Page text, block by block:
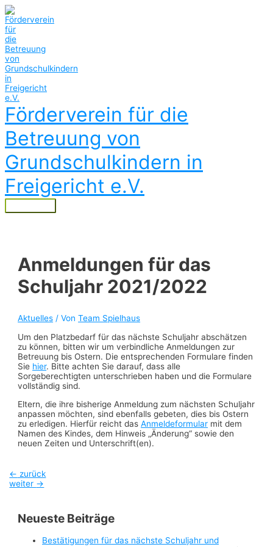
Zum
Inhalt
springen
Förderverein für die
Betreuung von
Grundschulkindern in
Freigericht e.V.
Hauptmenü
Anmeldungen für das
Schuljahr 2021/2022
Aktuelles / VonTeam Spielhaus
Um den Platzbedarf für das nächste Schuljahr abschätzen
zu können, bitten wir um verbindliche Anmeldungen zur
Betreuung bis Ostern. Die entsprechenden Formulare finden
Sie hier. Bitte achten Sie darauf, dass alle
Sorgeberechtigten unterschrieben haben und die Formulare
vollständig sind.
Eltern, die ihre bisherige Anmeldung zum nächsten Schuljahr
anpassen möchten, sind ebenfalls gebeten, dies bis Ostern
zu erledigen. Hierfür reicht dasAnmeldeformular mit dem
Namen des Kindes, dem Hinweis „Änderung“ sowie den
neuen Zeiten und Unterschrift(en).
Beitragsnavigation
← zurück
weiter →
Neueste Beiträge
Bestätigungen für das nächste Schuljahr und